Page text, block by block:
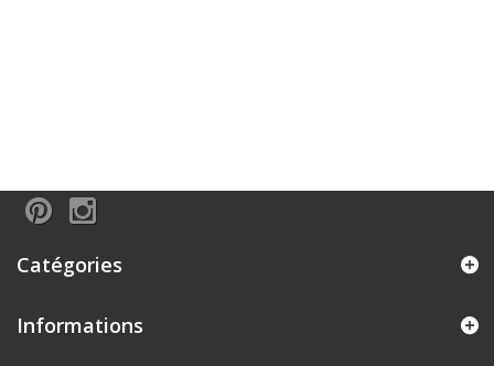
Catégories
Informations